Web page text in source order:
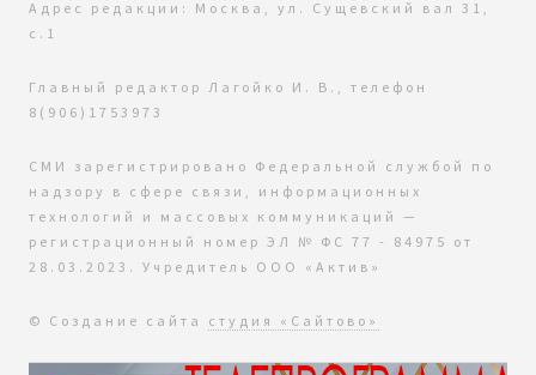
Адрес редакции: Москва, ул. Сущевский вал 31,
с.1
Главный редактор Лагойко И. В., телефон
8(906)1753973
СМИ зарегистрировано Федеральной службой по
надзору в сфере связи, информационных
технологий и массовых коммуникаций —
регистрационный номер ЭЛ № ФС 77 - 84975 от
28.03.2023. Учредитель ООО «Актив»
© Создание сайта студия «Сайтово»